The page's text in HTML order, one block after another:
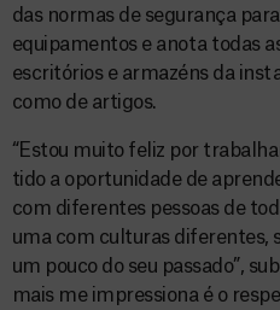
das normas de segurança
equipamentos e anota todas
escritórios e armazéns da
como de artigos.
“Estou muito feliz por
tido a oportunidade de
com diferentes pessoas de
uma com culturas diferentes,
um pouco do seu passado”,
mais me impressiona é o